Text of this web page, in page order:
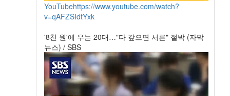
YouTubehttps://www.youtube.com/watch?
v=qAFZSIdtYxk
'8천 원'에 우는 20대…"다 갚으면 서른" 절박 (자막
뉴스) / SBS